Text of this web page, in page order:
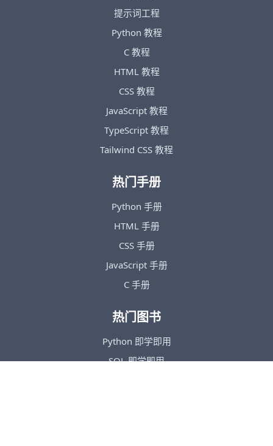
提示词工程
Python 教程
C 教程
HTML 教程
CSS 教程
JavaScript 教程
TypeScript 教程
Tailwind CSS 教程
热门手册
Python 手册
HTML 手册
CSS 手册
JavaScript 手册
C 手册
热门图书
Python 即学即用
SQL 即学即用